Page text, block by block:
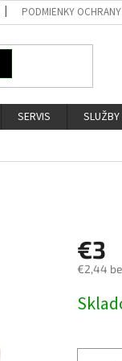
PODMIENKY OCHRANY
SERVIS SLUŽBY
€3
€2,44
cena: